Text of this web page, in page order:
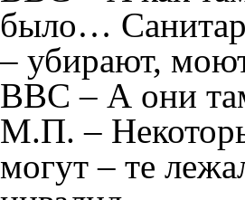
было…
– убирают,
ВВС – А они
М.П. –
могут – те